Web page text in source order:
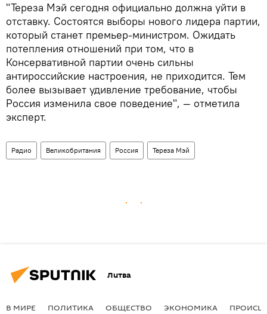
"Тереза Мэй сегодня официально должна уйти в
отставку. Состоятся выборы нового лидера партии,
который станет премьер-министром. Ожидать
потепления отношений при том, что в
Консервативной партии очень сильны
антироссийские настроения, не приходится. Тем
более вызывает удивление требование, чтобы
Россия изменила свое поведение", — отметила
эксперт.
Радио Великобритания Россия Тереза Мэй
Литва
В МИРЕ ПОЛИТИКА ОБЩЕСТВО ЭКОНОМИКА